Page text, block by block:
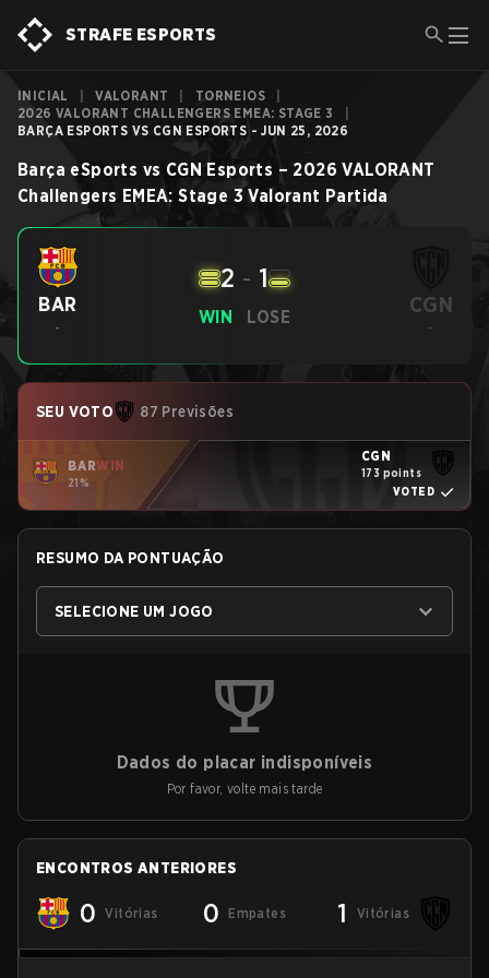
STRAFE ESPORTS
INICIAL VALORANT TORNEIOS
2026 VALORANT CHALLENGERS EMEA: STAGE 3
BARÇA ESPORTS VS CGN ESPORTS - JUN 25, 2026
Barça eSports vs CGN Esports – 2026 VALORANT
Challengers EMEA: Stage 3 Valorant Partida
BAR
-
WIN
2 - 1
LOSE CGN
-
SEU VOTO 87 Previsões
BARWIN
21%
CGN
173 points
VOTED
RESUMO DA PONTUAÇÃO
SELECIONE UM JOGO
Dados do placar indisponíveis
Por favor, volte mais tarde
ENCONTROS ANTERIORES
0 Vitórias 0 Empates 1 Vitórias